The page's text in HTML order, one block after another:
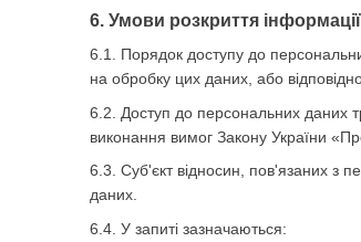
6. Умови розкриття
6.1. Порядок доступу до
на обробку цих даних, або
6.2. Доступ до персональних даних
виконання вимог Закону України
6.3. Суб'єкт відносин, пов'язаних з
даних.
6.4. У запиті зазначаються: